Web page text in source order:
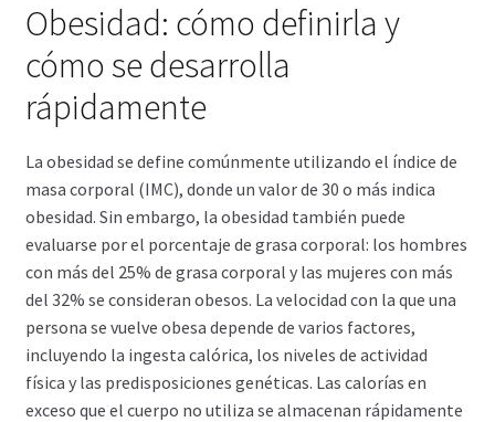
Productos
Sobre nosotros
Obesidad: cómo definirla y
cómo se desarrolla
rápidamente
La obesidad se define comúnmente utilizando el índice de
masa corporal (IMC), donde un valor de 30 o más indica
obesidad. Sin embargo, la obesidad también puede
evaluarse por el porcentaje de grasa corporal: los hombres
con más del 25% de grasa corporal y las mujeres con más
del 32% se consideran obesos. La velocidad con la que una
persona se vuelve obesa depende de varios factores,
incluyendo la ingesta calórica, los niveles de actividad
física y las predisposiciones genéticas. Las calorías en
exceso que el cuerpo no utiliza se almacenan rápidamente